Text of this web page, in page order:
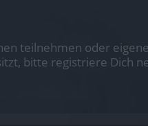
teilnehmen oder
bitte registriere Dich